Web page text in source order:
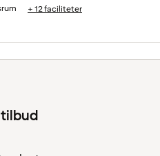
+ 12 faciliteter